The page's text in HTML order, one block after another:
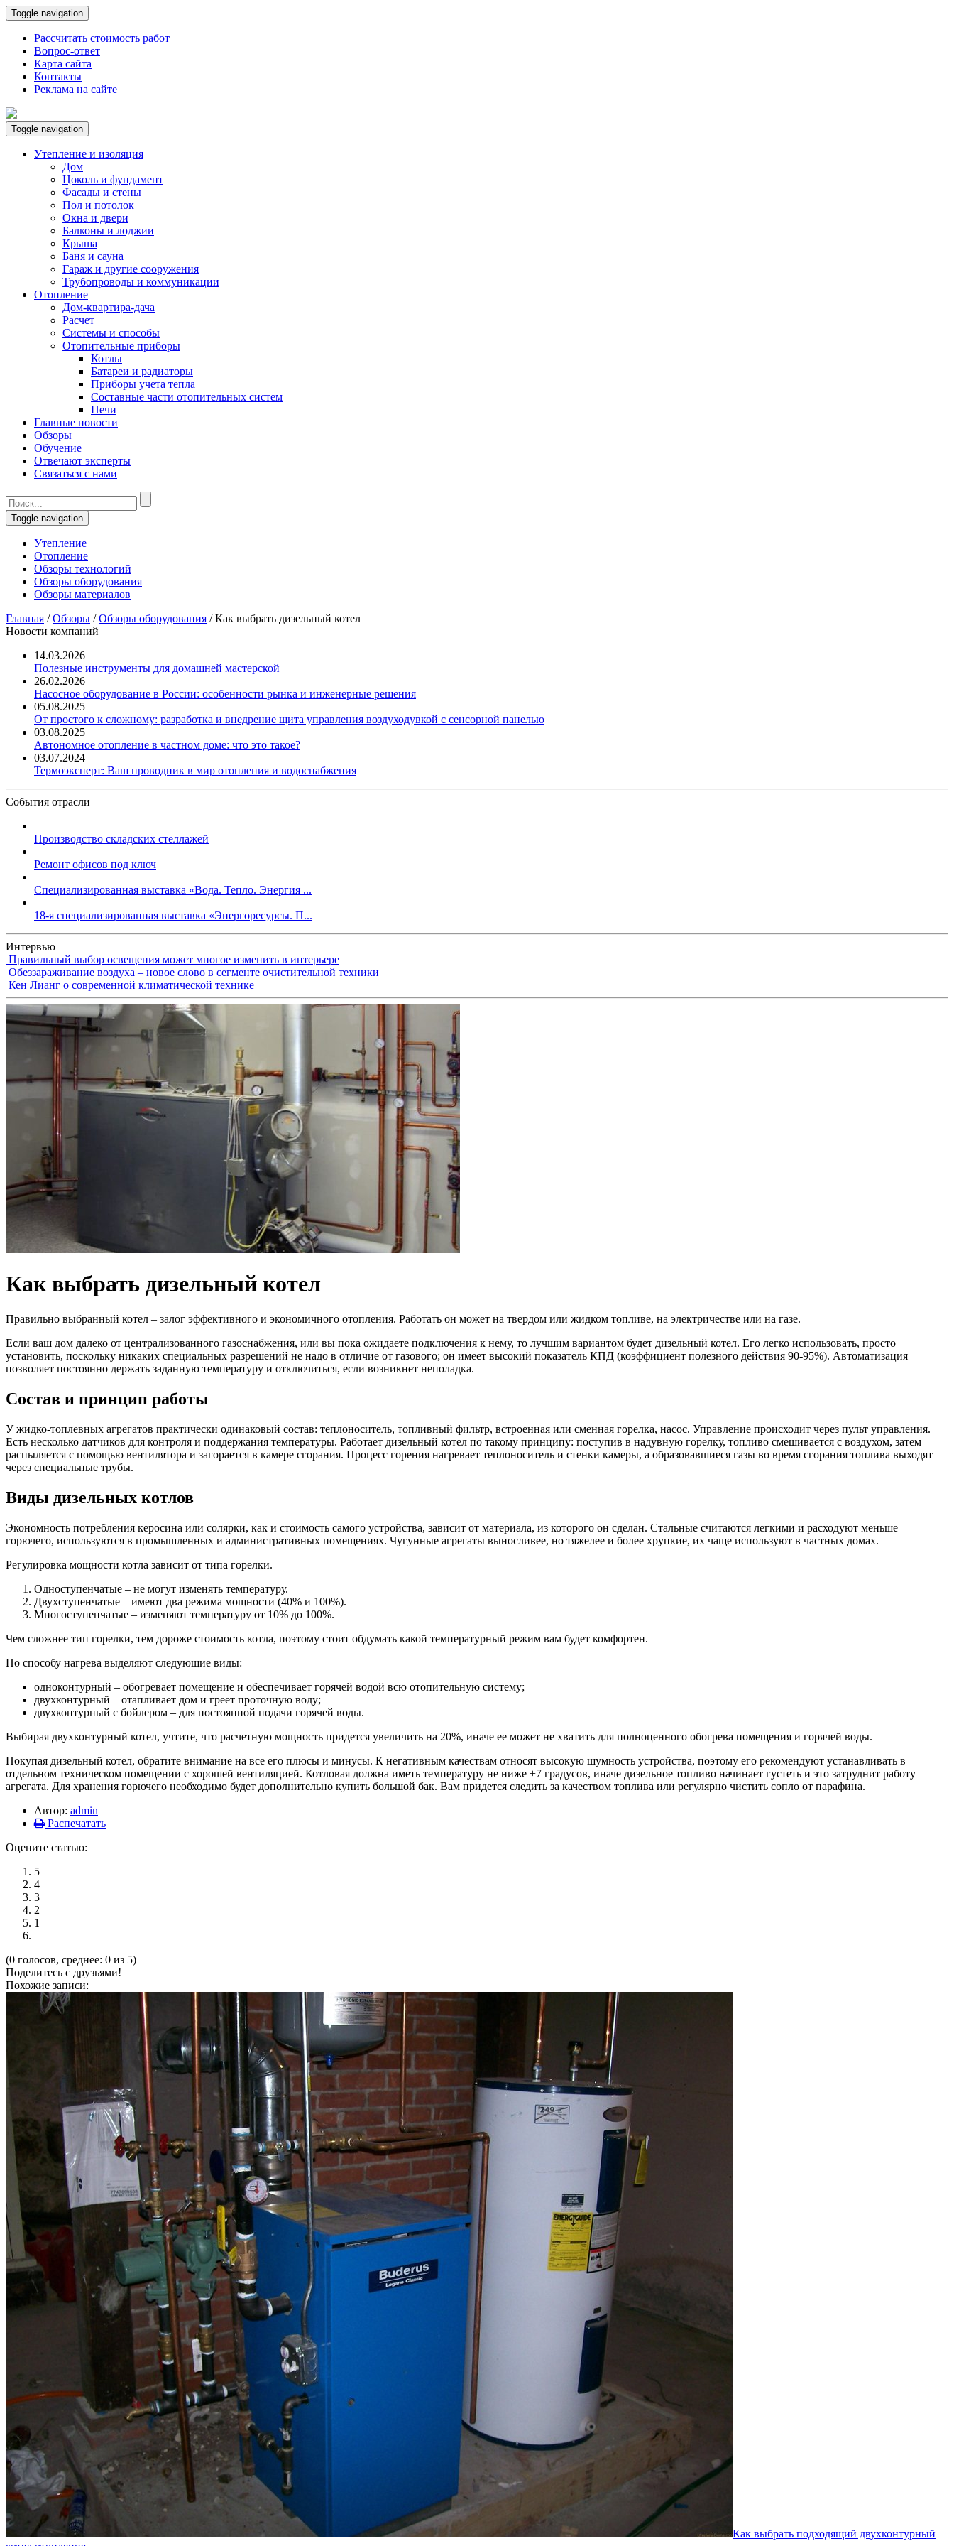
Toggle navigation
Рассчитать стоимость работ
Вопрос-ответ
Карта сайта
Контакты
Реклама на сайте
Toggle navigation
Утепление и изоляция
Дом
Цоколь и фундамент
Фасады и стены
Пол и потолок
Окна и двери
Балконы и лоджии
Крыша
Баня и сауна
Гараж и другие сооружения
Трубопроводы и коммуникации
Отопление
Дом-квартира-дача
Расчет
Системы и способы
Отопительные приборы
Котлы
Батареи и радиаторы
Приборы учета тепла
Составные части отопительных систем
Печи
Главные новости
Обзоры
Обучение
Отвечают эксперты
Связаться с нами
Toggle navigation
Утепление
Отопление
Обзоры технологий
Обзоры оборудования
Обзоры материалов
Главная /Обзоры /Обзоры оборудования /Как выбрать дизельный котел
Новости компаний
14.03.2026
Полезные инструменты для домашней мастерской
26.02.2026
Насосное оборудование в России: особенности рынка и инженерные решения
05.08.2025
От простого к сложному: разработка и внедрение щита управления воздуходувкой с сенсорной панелью
03.08.2025
Автономное отопление в частном доме: что это такое?
03.07.2024
Термоэксперт: Ваш проводник в мир отопления и водоснабжения
События отрасли
Производство складских стеллажей
Ремонт офисов под ключ
Специализированная выставка «Вода. Тепло. Энергия ...
18-я специализированная выставка «Энергоресурсы. П...
Интервью
Правильный выбор освещения может многое изменить в интерьере
Обеззараживание воздуха – новое слово в сегменте очистительной техники
Кен Лианг о современной климатической технике
Как выбрать дизельный котел
Правильно выбранный котел – залог эффективного и экономичного отопления. Работать он может на твердом или жидком топливе, на электричестве или на газе.
Если ваш дом далеко от централизованного газоснабжения, или вы пока ожидаете подключения к нему, то лучшим вариантом будет дизельный котел. Его легко использовать, просто
установить, поскольку никаких специальных разрешений не надо в отличие от газового; он имеет высокий показатель КПД (коэффициент полезного действия 90-95%). Автоматизация
позволяет постоянно держать заданную температуру и отключиться, если возникнет неполадка.
Состав и принцип работы
У жидко-топлевных агрегатов практически одинаковый состав: теплоноситель, топливный фильтр, встроенная или сменная горелка, насос. Управление происходит через пульт управления.
Есть несколько датчиков для контроля и поддержания температуры. Работает дизельный котел по такому принципу: поступив в надувную горелку, топливо смешивается с воздухом, затем
распыляется с помощью вентилятора и загорается в камере сгорания. Процесс горения нагревает теплоноситель и стенки камеры, а образовавшиеся газы во время сгорания топлива выходят
через специальные трубы.
Виды дизельных котлов
Экономность потребления керосина или солярки, как и стоимость самого устройства, зависит от материала, из которого он сделан. Стальные считаются легкими и расходуют меньше
горючего, используются в промышленных и административных помещениях. Чугунные агрегаты выносливее, но тяжелее и более хрупкие, их чаще используют в частных домах.
Регулировка мощности котла зависит от типа горелки.
Одноступенчатые – не могут изменять температуру.
Двухступенчатые – имеют два режима мощности (40% и 100%).
Многоступенчатые – изменяют температуру от 10% до 100%.
Чем сложнее тип горелки, тем дороже стоимость котла, поэтому стоит обдумать какой температурный режим вам будет комфортен.
По способу нагрева выделяют следующие виды:
одноконтурный – обогревает помещение и обеспечивает горячей водой всю отопительную систему;
двухконтурный – отапливает дом и греет проточную воду;
двухконтурный с бойлером – для постоянной подачи горячей воды.
Выбирая двухконтурный котел, учтите, что расчетную мощность придется увеличить на 20%, иначе ее может не хватить для полноценного обогрева помещения и горячей воды.
Покупая дизельный котел, обратите внимание на все его плюсы и минусы. К негативным качествам относят высокую шумность устройства, поэтому его рекомендуют устанавливать в
отдельном техническом помещении с хорошей вентиляцией. Котловая должна иметь температуру не ниже +7 градусов, иначе дизельное топливо начинает густеть и это затруднит работу
агрегата. Для хранения горючего необходимо будет дополнительно купить большой бак. Вам придется следить за качеством топлива или регулярно чистить сопло от парафина.
Автор: admin
Распечатать
Оцените статью:
5
4
3
2
1
(0 голосов, среднее: 0 из 5)
Поделитесь с друзьями!
Похожие записи:
Как выбрать подходящий двухконтурный